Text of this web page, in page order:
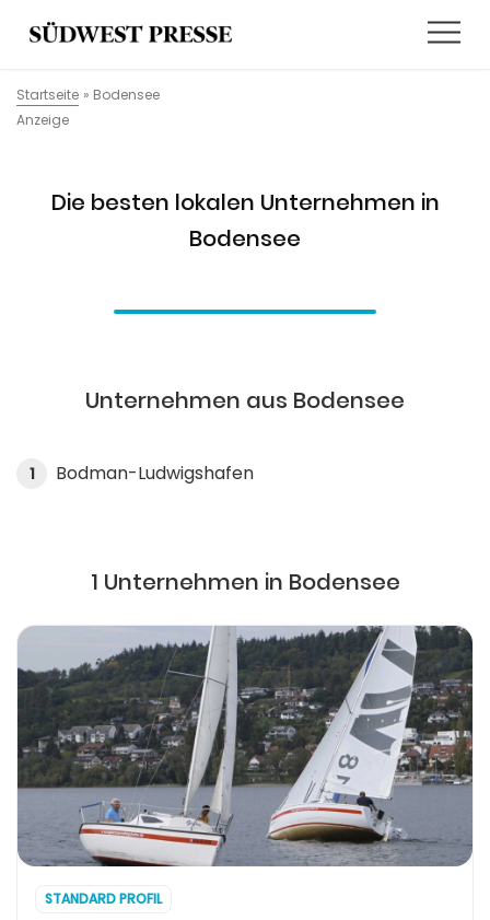
Startseite » Bodensee
Anzeige
Die besten lokalen Unternehmen in
Bodensee
Unternehmen aus Bodensee
1 Bodman-Ludwigshafen
1 Unternehmen in Bodensee
STANDARD PROFIL